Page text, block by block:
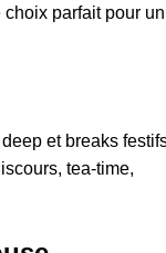
parfait pour un
et breaks
tea-time,